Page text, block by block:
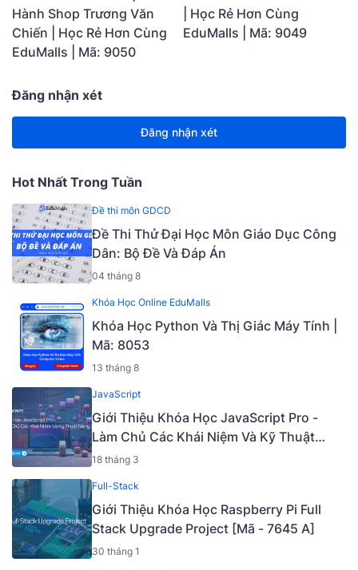
Hành Shop Trương Văn
Chiến | Học Rẻ Hơn Cùng
EduMalls | Mã: 9050
| Học Rẻ Hơn Cùng
EduMalls | Mã: 9049
Đăng nhận xét
Đăng nhận xét
Hot Nhất Trong Tuần
Đề thi môn GDCD
Đề Thi Thử Đại Học Môn Giáo Dục Công
Dân: Bộ Đề Và Đáp Án
04 tháng 8
Khóa Học Online EduMalls
Khóa Học Python Và Thị Giác Máy Tính |
Mã: 8053
13 tháng 8
JavaScript
Giới Thiệu Khóa Học JavaScript Pro -
Làm Chủ Các Khái Niệm Và Kỹ Thuật
Nâng Cao [Mã - 6919 A]
18 tháng 3
Full-Stack
Giới Thiệu Khóa Học Raspberry Pi Full
Stack Upgrade Project [Mã - 7645 A]
30 tháng 1